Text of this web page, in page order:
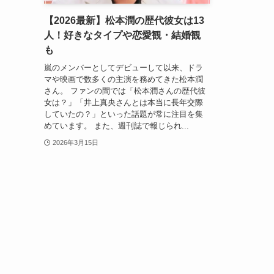
【2026最新】松本潤の歴代彼女は13
人！好きなタイプや恋愛観・結婚観
も
嵐のメンバーとしてデビューして以来、ドラ
マや映画で数多くの主演を務めてきた松本潤
さん。 ファンの間では「松本潤さんの歴代彼
女は？」「井上真央さんとは本当に長年交際
していたの？」といった話題が常に注目を集
めています。 また、週刊誌で報じられ...
2026年3月15日